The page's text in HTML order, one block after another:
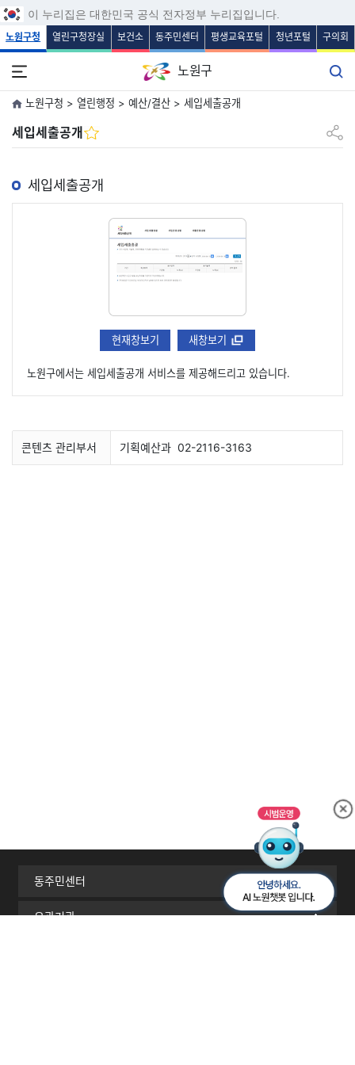
본문 바로가기
주메뉴 바로가기
보조메뉴 바로가기
푸터 바로가기
이 누리집은 대한민국 공식 전자정부 누리집입니다.
노원구청 열린구청장실 보건소 동주민센터 평생교육포털 청년포털 구의회
노원구
노원구청 > 열린행정 > 예산/결산 > 세입세출공개
세입세출공개 공유하
세입세출공개
현재창보기 새창보기
노원구에서는 세입세출공개 서비스를 제공해드리고 있습니다.
콘텐츠 관리부서 기획예산과 02-2116-3163
동주민센터
유관기관